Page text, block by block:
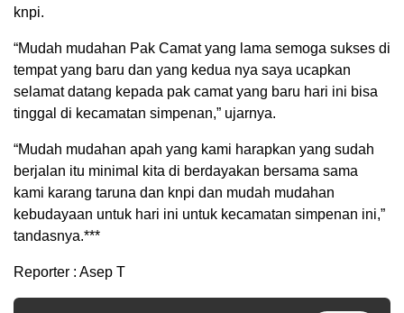
knpi.
“Mudah mudahan Pak Camat yang lama semoga sukses di
tempat yang baru dan yang kedua nya saya ucapkan
selamat datang kepada pak camat yang baru hari ini bisa
tinggal di kecamatan simpenan,” ujarnya.
“Mudah mudahan apah yang kami harapkan yang sudah
berjalan itu minimal kita di berdayakan bersama sama
kami karang taruna dan knpi dan mudah mudahan
kebudayaan untuk hari ini untuk kecamatan simpenan ini,”
tandasnya.***
Reporter : Asep T